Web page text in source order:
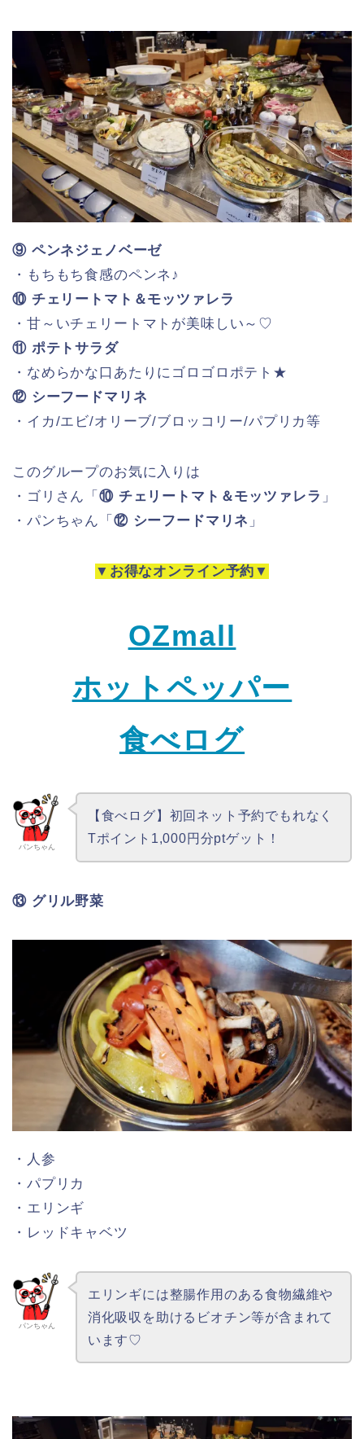
醤油
ポン酢
バルサミコ
オリーブオイル
レッドビネガー
ホワイトビネガー
【トッピング】
・クルトン
・フライドオニオン
・ベーコンフレーバー
・パンプキンシードをトッピング♪
種類が豊富でどれもとっても新鮮★
お皿のデザインが色々あってお洒落～★
⑨ ペンネジェノベーゼ
・もちもち食感のペンネ♪
・甘～いチェリートマトが美味しい～♡
⑪ ポテトサラダ
・なめらかな口あたりにゴロゴロポテト★
⑫ シーフードマリネ
・イカ/エビ/オリーブ/ブロッコリー/パプリカ等
このグループのお気に入りは
・ゴリさん「⑩ チェリートマト＆モッツァレラ」
・パンちゃん「⑫ シーフードマリネ」
▼お得なオンライン予約▼
OZmall
パンちゃん
【食べログ】初回ネット予約でもれなく
Tポイント1,000円分ptゲット！